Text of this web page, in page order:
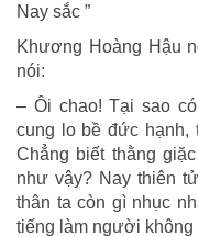
Nay sắc ”
Khương Hoàng Hậu
nói:
– Ôi chao! Tại sao
cung lo bề đức hạnh,
Chẳng biết thằng
như vậy? Nay thiên
thân ta còn gì nhục
tiếng làm người không